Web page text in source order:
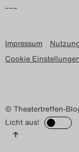
–––
Impressum
Cookie
© Theatertreffen-
Licht aus!
↑